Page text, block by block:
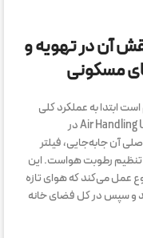
آن در تهویه و
مسکونی
است ابتدا به عملکرد کلی
این دستگاه‌ها بپردازیم. هواساز یا Air Handling Unit (AHU) در
آن جابه‌جایی، فیلتر
تنظیم رطوبت هواست. این
عمل می‌کند که هوای تازه
و سپس در کل فضای خانه